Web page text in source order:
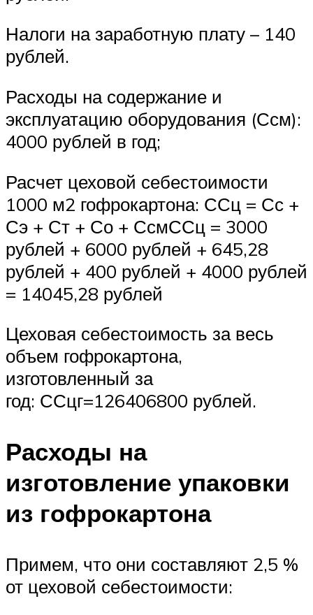
Налоги на заработную плату – 140
рублей.
Расходы на содержание и
эксплуатацию оборудования (Ссм):
4000 рублей в год;
Расчет цеховой себестоимости
1000 м2 гофрокартона: ССц = Сс +
Сэ + Ст + Со + СсмССц = 3000
рублей + 6000 рублей + 645,28
рублей + 400 рублей + 4000 рублей
= 14045,28 рублей
Цеховая себестоимость за весь
объем гофрокартона,
изготовленный за
год: ССцг=126406800 рублей.
Расходы на
изготовление упаковки
из гофрокартона
Примем, что они составляют 2,5 %
от цеховой себестоимости: